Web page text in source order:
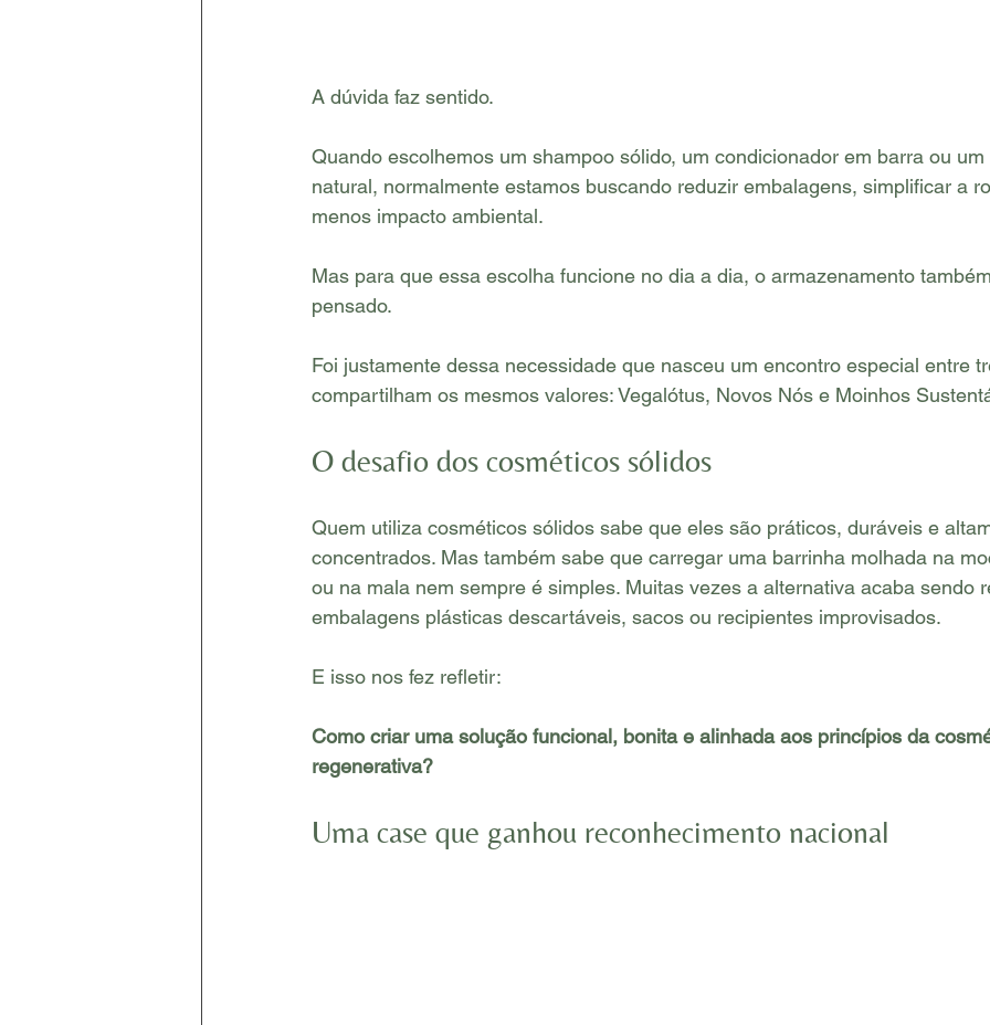
A dúvida faz sentido.
Quando escolhemos um shampoo sólido, um condicionador em barra ou
natural, normalmente estamos buscando reduzir embalagens, simplificar a
menos impacto ambiental.
Mas para que essa escolha funcione no dia a dia, o armazenamento
pensado.
Foi justamente dessa necessidade que nasceu um encontro especial entre
compartilham os mesmos valores: Vegalótus, Novos Nós e Moinhos
O desafio dos cosméticos sólidos
Quem utiliza cosméticos sólidos sabe que eles são práticos, duráveis e
concentrados. Mas também sabe que carregar uma barrinha molhada na
ou na mala nem sempre é simples. Muitas vezes a alternativa acaba sendo
embalagens plásticas descartáveis, sacos ou recipientes improvisados.
E isso nos fez refletir:
Como criar uma solução funcional, bonita e alinhada aos princípios da
regenerativa?
Uma case que ganhou reconhecimento nacional